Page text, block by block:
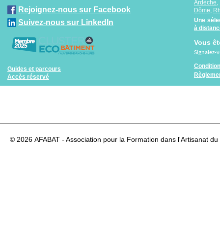
Rejoignez-nous sur Facebook
Suivez-nous sur LinkedIn
Guides et parcours
Accès réservé
Ardèche
Dôme,
Une
à
Vous
Signalez-
© 2026 AFABAT - Association pour la Formation dans l'Artisanat du